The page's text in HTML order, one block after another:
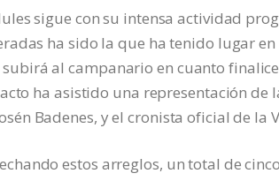
sigue con su intensa actividad
ha sido la que ha tenido lugar
al campanario en cuanto
ha asistido una representación de
Badenes, y el cronista oficial de la
estos arreglos, un total de